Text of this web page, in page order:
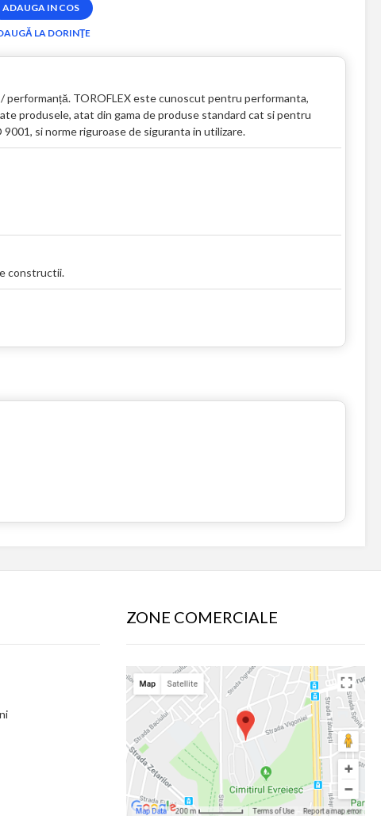
TOROFLEX este cunoscut pentru performanta,
produsele, atat din gama de produse standard cat si pentru
si norme riguroase de siguranta in utilizare.
constructii.
ZONE COMERCIALE